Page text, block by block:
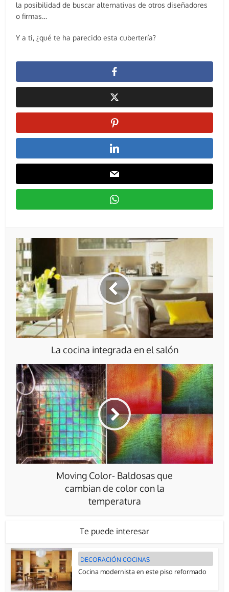
la posibilidad de buscar alternativas de otros diseñadores
o firmas…
Y a ti, ¿qué te ha parecido esta cubertería?
La cocina integrada en el salón
Moving Color- Baldosas que
cambian de color con la
temperatura
Te puede interesar
DECORACIÓN COCINAS
Cocina modernista en este piso reformado